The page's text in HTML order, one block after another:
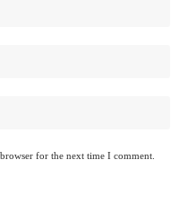
for the next time I comment.